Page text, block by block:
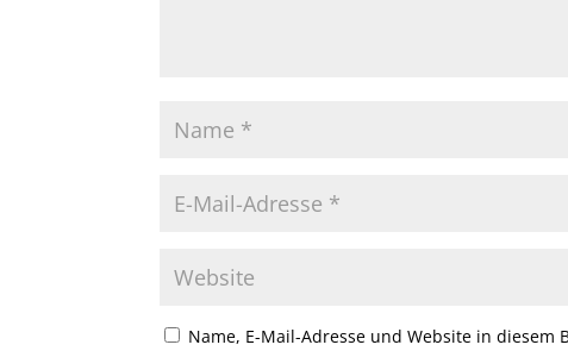
Name, E-Mail-Adresse und Website in